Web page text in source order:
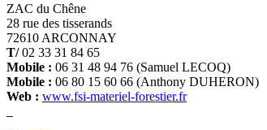
ZAC du Chêne
28 rue des tisserands
72610 ARCONNAY
T/02 33 31 84 65
Mobile : 06 31 48 94 76 (Samuel LECOQ)
Mobile : 06 80 15 60 66 (Anthony DUHERON)
Web : www.fsi-materiel-forestier.fr